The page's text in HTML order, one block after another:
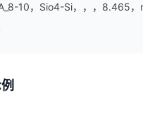
10，Sio4-Si，，，8.465，